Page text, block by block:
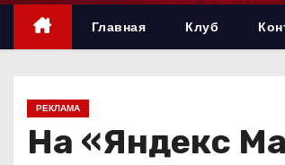
д
Главная Клуб
РЕКЛАМА
На «Яндекс